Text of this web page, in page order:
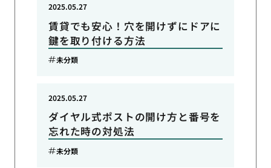
賃貸でも安心！穴を開けずにドアに
鍵を取り付ける方法
2025.05.27
未分類
ダイヤル式ポストの開け方と番号を
忘れた時の対処法
2025.05.27
未分類